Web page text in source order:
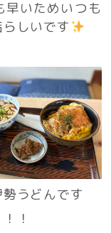
いためいつも
しいです
うどんです
！